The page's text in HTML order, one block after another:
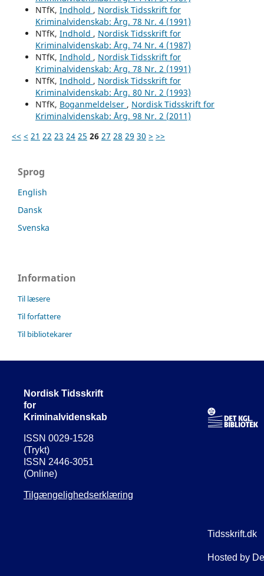
NTfK, Indhold , Nordisk Tidsskrift for
Kriminalvidenskab: Årg. 78 Nr. 4 (1991)
NTfK, Indhold , Nordisk Tidsskrift for
Kriminalvidenskab: Årg. 74 Nr. 4 (1987)
NTfK, Indhold , Nordisk Tidsskrift for
Kriminalvidenskab: Årg. 78 Nr. 2 (1991)
NTfK, Indhold , Nordisk Tidsskrift for
Kriminalvidenskab: Årg. 80 Nr. 2 (1993)
NTfK, Boganmeldelser , Nordisk Tidsskrift for
Kriminalvidenskab: Årg. 98 Nr. 2 (2011)
<< < 21 22 23 24 25 26 27 28 29 30 > >>
Sprog
English
Dansk
Svenska
Information
Til læsere
Til forfattere
Til bibliotekarer
Nordisk Tidsskrift
for
Kriminalvidenskab
ISSN 0029-1528
(Trykt)
ISSN 2446-3051
(Online)
Tilgængelighedserklæring